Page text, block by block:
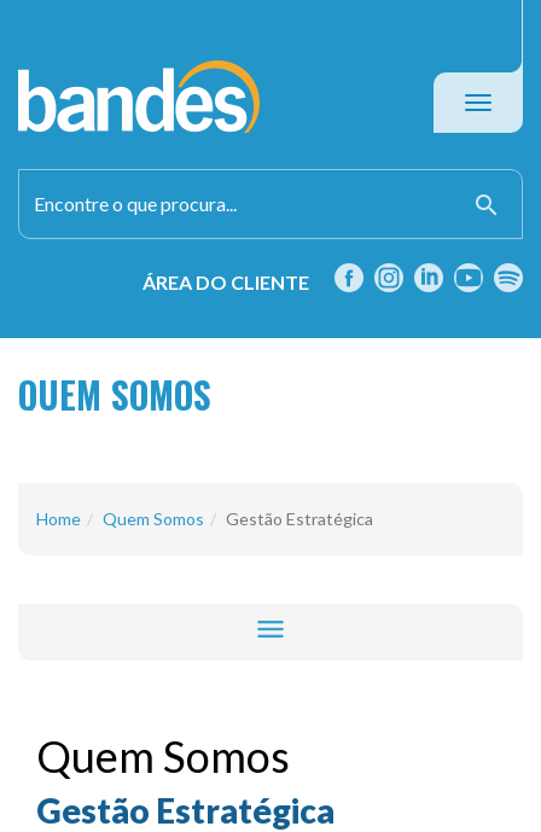
search
ÁREA DO CLIENTE
Toggle
QUEM SOMOS
Home Quem Somos Gestão Estratégica
menu
Quem Somos
Gestão Estratégica